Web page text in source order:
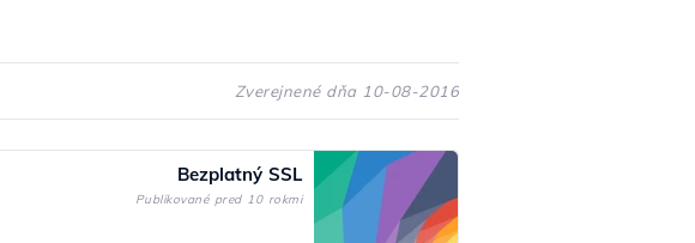
Zverejnené dňa 10-08-2016
Bezplatný SSL
Publikované pred 10 rokmi